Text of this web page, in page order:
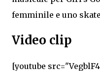
femminile e uno
Video clip
[youtube